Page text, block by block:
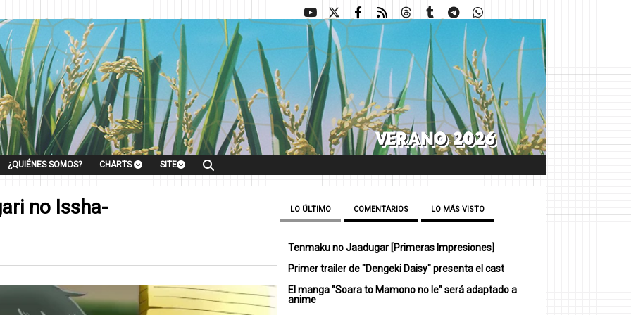
¿QUIÉNES SOMOS? CHARTS SITE
no Issha- LO ÚLTIMO COMENTARIOS LO MÁS VISTO
Tenmaku no Jaadugar [Primeras Impresiones]
Primer trailer de "Dengeki Daisy" presenta el cast
El manga "Soara to Mamono no Ie" será adaptado a
anime